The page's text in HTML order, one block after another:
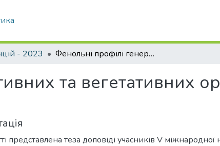
- 2023 Фенольні профілі генеративних та вегетативних органів сорго та їх алелопатична дія
та вегетативних
представлена теза доповіді учасників V міжнародної